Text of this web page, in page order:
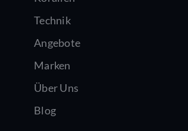
Technik
Angebote
Marken
Über Uns
Blog